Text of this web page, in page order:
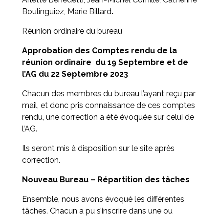
Boulinguiez, Marie Billard.
Réunion ordinaire du bureau
Approbation des Comptes rendu de la
réunion ordinaire du 19 Septembre et de
l’AG du 22 Septembre 2023
Chacun des membres du bureau l’ayant reçu par
mail, et donc pris connaissance de ces comptes
rendu, une correction a été évoquée sur celui de
l’AG.
Ils seront mis à disposition sur le site après
correction.
Nouveau Bureau – Répartition des tâches
Ensemble, nous avons évoqué les différentes
tâches. Chacun a pu s’inscrire dans une ou